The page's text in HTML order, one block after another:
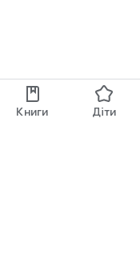
Книги Діти